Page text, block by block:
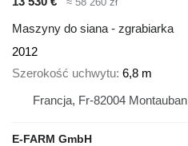
Maszyny do siana - zgrabiarka
2012
Szerokość uchwytu 6,8 m
Francja, Fr-82004 Montauban
E-FARM GmbH